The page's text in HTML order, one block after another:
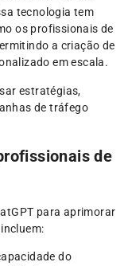
tecnologia tem
os profissionais de
a criação de
em escala.
estratégias,
de tráfego
de
para aprimorar
do